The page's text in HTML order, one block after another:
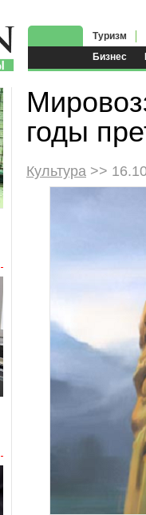
Бизнес
Туризм
годы
Культура >>